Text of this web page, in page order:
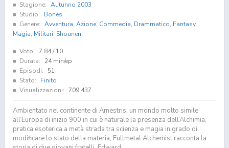
Stagione: Autunno 2003
Studio:
Bones
Genere: Avventura, Azione, Commedia, Drammatico, Fantasy,
Magia, Militari, Shounen
Voto: 7.84/ 10
Durata:
24 min/ep
Episodi:
51
Stato:
Finito
Visualizzazioni: 709.437
Ambientato nel continente di Amestris, un mondo molto simile
all’Europa di inizio 900 in cui è naturale la presenza dell’Alchimia,
pratica esoterica a metà strada tra scienza e magia in grado di
modificare lo stato della materia, Fullmetal Alchemist racconta la